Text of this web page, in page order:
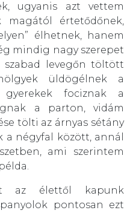
ugyanis azt vettem
magától értetődőnek,
élhetnek, hanem
mindig nagy szerepet
levegőn töltött
üldögélnek a
gyerekek fociznak a
a parton, vidám
tölti az árnyas sétány
a négyfal között, annál
ami szerintem
az élettől kapunk
pontosan ezt